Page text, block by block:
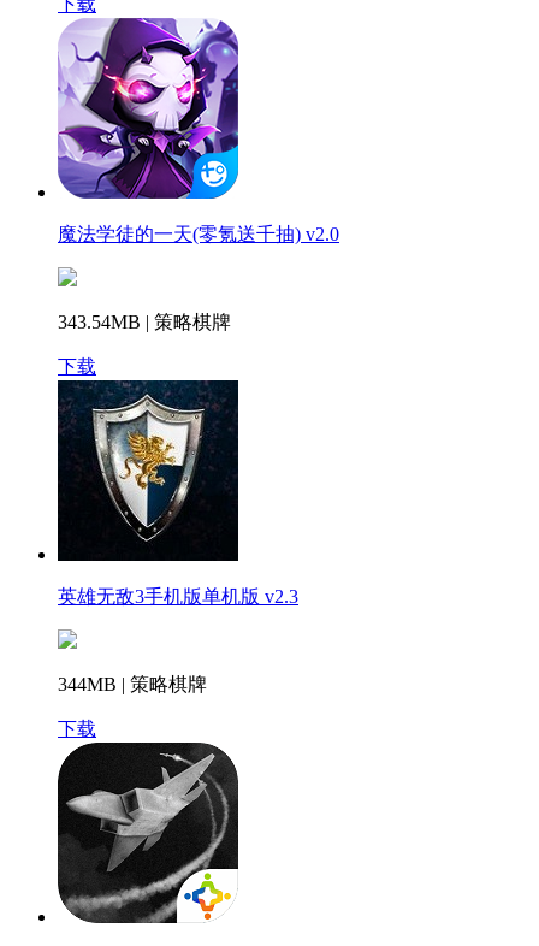
魔法学徒的一天(零氪送千抽) v2.0
343.54MB | 策略棋牌
下载
英雄无敌3手机版单机版 v2.3
344MB | 策略棋牌
下载